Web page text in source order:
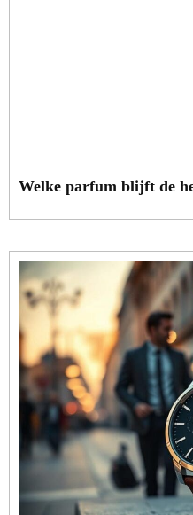
Welke parfum blijft de